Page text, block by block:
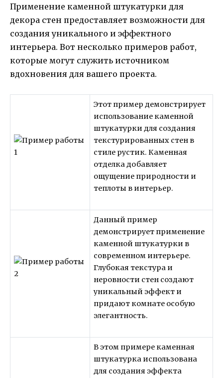
Применение каменной штукатурки для
декора стен предоставляет возможности для
создания уникального и эффектного
интерьера. Вот несколько примеров работ,
которые могут служить источником
вдохновения для вашего проекта.
Этот пример демонстрирует
использование каменной
штукатурки для создания
текстурированных стен в
стиле рустик. Каменная
отделка добавляет
ощущение природности и
теплоты в интерьер.
Данный пример
демонстрирует применение
каменной штукатурки в
современном интерьере.
Глубокая текстура и
неровности стен создают
уникальный эффект и
придают комнате особую
элегантность.
В этом примере каменная
штукатурка использована
для создания эффекта